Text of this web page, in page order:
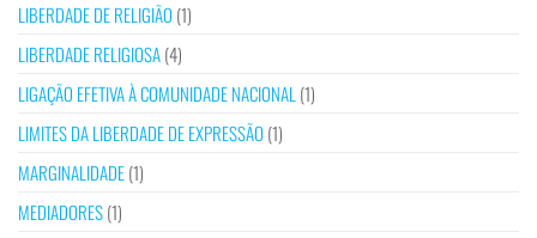
LIBERDADE DE RELIGIÃO (1)
LIBERDADE RELIGIOSA(4)
LIGAÇÃO EFETIVA À COMUNIDADE NACIONAL (1)
LIMITES DA LIBERDADE DE EXPRESSÃO (1)
MARGINALIDADE(1)
MEDIADORES(1)